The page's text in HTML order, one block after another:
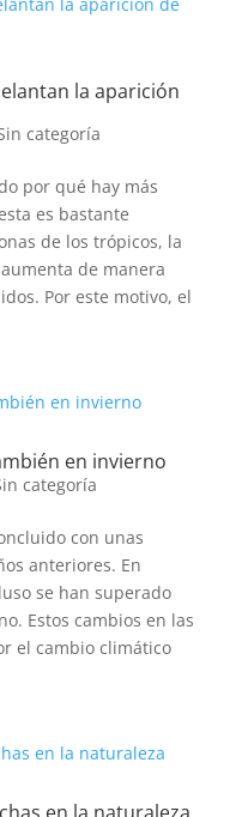
la aparición
categoría
por qué hay más
es bastante
de los trópicos, la
de manera
Por este motivo, el
en invierno
categoría
con unas
anteriores. En
se han superado
Estos cambios en las
el cambio climático